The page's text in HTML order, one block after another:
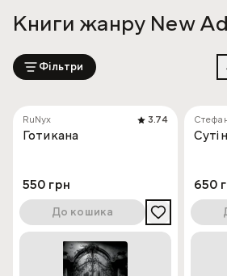
Книги жанру New
Фільтри
RuNyx 3.74
Готикана
550 грн
До кошика
650